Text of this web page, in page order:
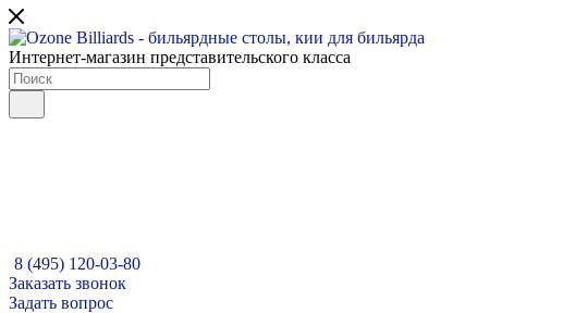
Интернет-магазин представительского класса
8 (495) 120-03-80
Заказать звонок
Задать вопрос